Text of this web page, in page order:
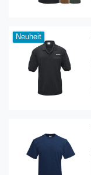
Neuheit